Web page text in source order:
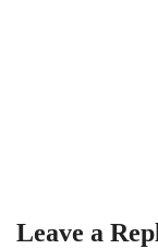
Leave a